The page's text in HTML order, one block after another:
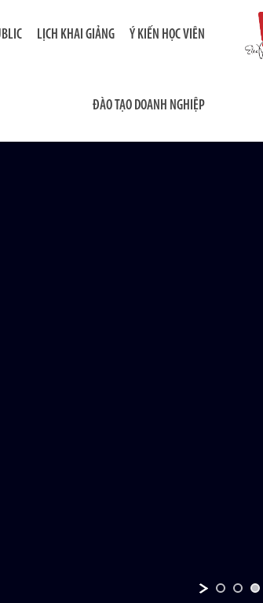
LỊCH KHAI GIẢNG Ý KIẾN HỌC VIÊN
ĐÀO TẠO DOANH NGHIỆP